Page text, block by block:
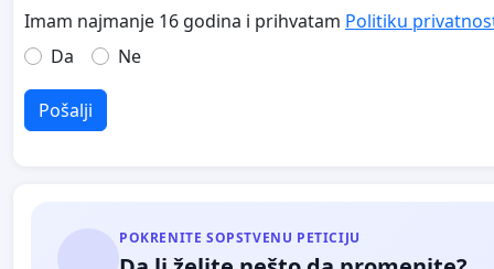
Imam najmanje 16 godina i prihvatam Politiku
Da
Ne
Pošalji
POKRENITE SOPSTVENU PETICIJU